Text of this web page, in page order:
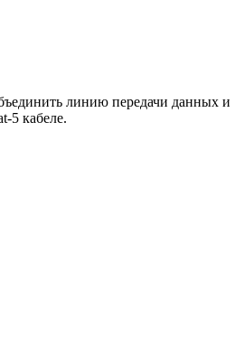
линию передачи данных и
5 кабеле.